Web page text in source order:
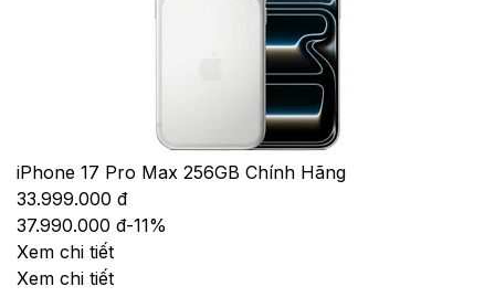
iPhone 17 Pro Max 256GB Chính Hãng
33.999.000 đ
37.990.000 đ-11%
Xem chi tiết
Xem chi tiết